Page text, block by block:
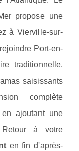
propose une
à Vierville-sur-
Port-en-
traditionnelle.
saisissants
complète
en ajoutant une
Retour à votre
en fin d'après-